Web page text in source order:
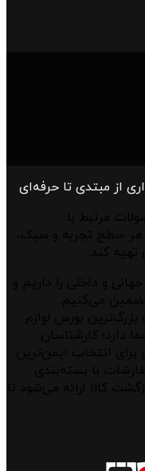
از مبتدی تا حرفه‌ای